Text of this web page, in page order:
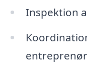
Inspektion